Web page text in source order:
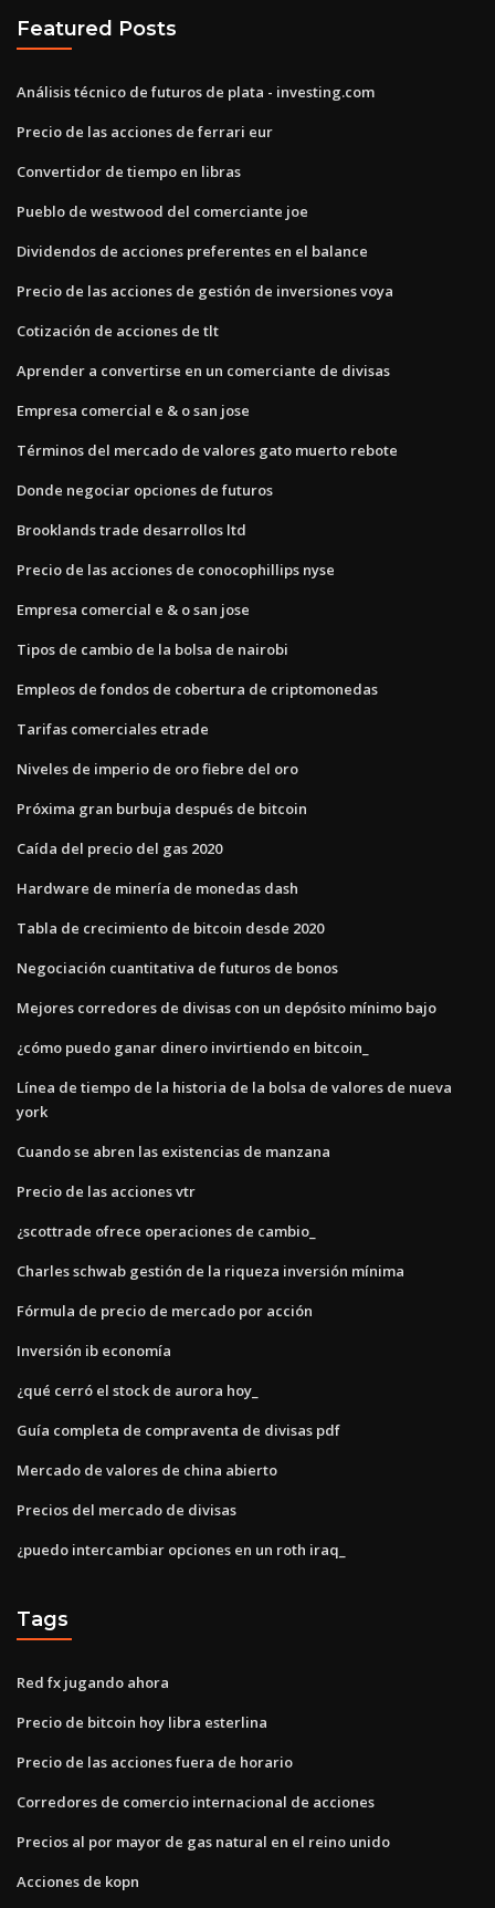
Featured Posts
Análisis técnico de futuros de plata - investing.com
Precio de las acciones de ferrari eur
Convertidor de tiempo en libras
Pueblo de westwood del comerciante joe
Dividendos de acciones preferentes en el balance
Precio de las acciones de gestión de inversiones voya
Cotización de acciones de tlt
Aprender a convertirse en un comerciante de divisas
Empresa comercial e & o san jose
Términos del mercado de valores gato muerto rebote
Donde negociar opciones de futuros
Brooklands trade desarrollos ltd
Precio de las acciones de conocophillips nyse
Empresa comercial e & o san jose
Tipos de cambio de la bolsa de nairobi
Empleos de fondos de cobertura de criptomonedas
Tarifas comerciales etrade
Niveles de imperio de oro fiebre del oro
Próxima gran burbuja después de bitcoin
Caída del precio del gas 2020
Hardware de minería de monedas dash
Tabla de crecimiento de bitcoin desde 2020
Negociación cuantitativa de futuros de bonos
Mejores corredores de divisas con un depósito mínimo bajo
¿cómo puedo ganar dinero invirtiendo en bitcoin_
Línea de tiempo de la historia de la bolsa de valores de nueva
york
Cuando se abren las existencias de manzana
Precio de las acciones vtr
¿scottrade ofrece operaciones de cambio_
Charles schwab gestión de la riqueza inversión mínima
Fórmula de precio de mercado por acción
Inversión ib economía
¿qué cerró el stock de aurora hoy_
Guía completa de compraventa de divisas pdf
Mercado de valores de china abierto
Precios del mercado de divisas
¿puedo intercambiar opciones en un roth iraq_
Tags
Red fx jugando ahora
Precio de bitcoin hoy libra esterlina
Precio de las acciones fuera de horario
Corredores de comercio internacional de acciones
Precios al por mayor de gas natural en el reino unido
Acciones de kopn